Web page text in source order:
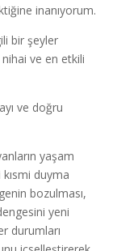
inanıyorum.
bir şeyler
ve en etkili
ve doğru
yaşam
duyma
bozulması,
yeni
durumları